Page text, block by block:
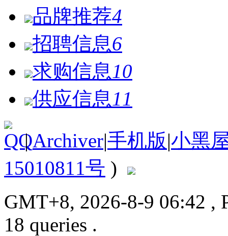
品牌推荐4
招聘信息6
求购信息 10
供应信息 11
| Archiver|手机版|小黑
15010811号 )
GMT+8, 2026-8-9 06:42 ,
18 queries .